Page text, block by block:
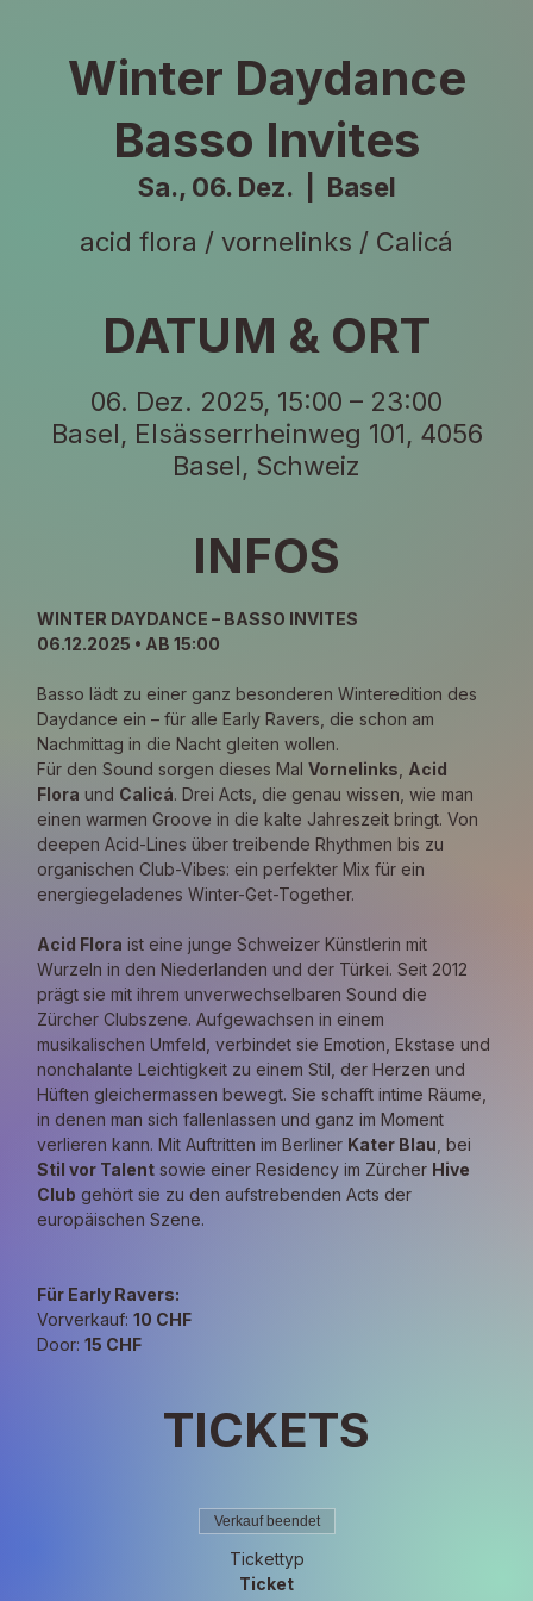
Winter Daydance
Basso Invites
Sa., 06. Dez.
Basel
acid flora / vornelinks / Calicá
DATUM & ORT
06. Dez. 2025, 15:00 – 23:00
Basel, Elsässerrheinweg 101, 4056
Basel, Schweiz
INFOS
WINTER DAYDANCE – BASSO INVITES
06.12.2025 • AB 15:00
Basso lädt zu einer ganz besonderen Winteredition des
Daydance ein – für alle Early Ravers, die schon am
Nachmittag in die Nacht gleiten wollen.
Für den Sound sorgen dieses Mal Vornelinks Acid
Flora und Calicá. Drei Acts, die genau wissen, wie man
einen warmen Groove in die kalte Jahreszeit bringt. Von
deepen Acid-Lines über treibende Rhythmen bis zu
organischen Club-Vibes: ein perfekter Mix für ein
energiegeladenes Winter-Get-Together.
Acid Flora ist eine junge Schweizer Künstlerin mit
Wurzeln in den Niederlanden und der Türkei. Seit 2012
prägt sie mit ihrem unverwechselbaren Sound die
Zürcher Clubszene. Aufgewachsen in einem
musikalischen Umfeld, verbindet sie Emotion, Ekstase und
nonchalante Leichtigkeit zu einem Stil, der Herzen und
Hüften gleichermassen bewegt. Sie schafft intime Räume,
in denen man sich fallenlassen und ganz im Moment
verlieren kann. Mit Auftritten im Berliner Kater Blau , bei
Stil vor Talent sowie einer Residency im Zürcher Hive
Club gehört sie zu den aufstrebenden Acts der
europäischen Szene.
Für Early Ravers:
Vorverkauf: 10 CHF
Door: 15 CHF
TICKETS
Verkauf beendet
Tickettyp
Ticket